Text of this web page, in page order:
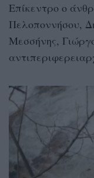
Επίκεντρο ο
Πελοποννήσου,
Μεσσήνης,